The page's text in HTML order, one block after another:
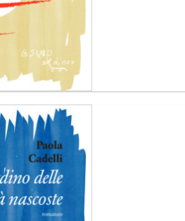
Aggiungi
alla lista
dei
desideri